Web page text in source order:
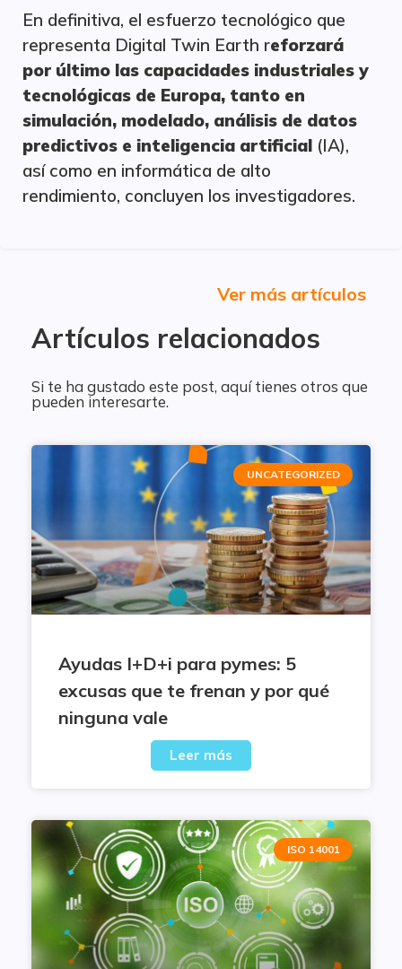
En definitiva, el esfuerzo tecnológico que
representa Digital Twin Earth reforzará
por último las capacidades industriales y
tecnológicas de Europa, tanto en
simulación, modelado, análisis de datos
predictivos e inteligencia artificial (IA),
así como en informática de alto
rendimiento, concluyen los investigadores.
Artículos relacionados
Ver más artículos
Si te ha gustado este post, aquí tienes otros que
pueden interesarte.
UNCATEGORIZED
Ayudas I+D+i para pymes: 5
excusas que te frenan y por qué
ninguna vale
Leer más
ISO 14001